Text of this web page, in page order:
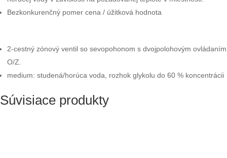
Bezkonkurenčný pomer cena / úžitková hodnota
2-cestný zónový ventil so sevopohonom s dvojpolohovým ovládaním
O/Z.
medium: studená/horúca voda, rozhok glykolu do 60 % koncentrácii
Súvisiace produkty